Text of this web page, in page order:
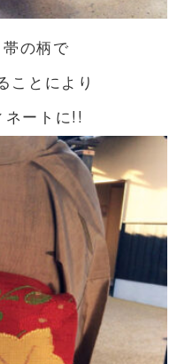
の柄で
ことにより
ネートに!!